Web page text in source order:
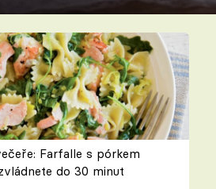
Farfalle s pórkem
do 30 minut